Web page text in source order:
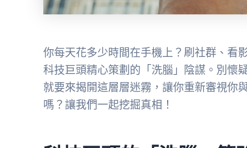
你每天花多少時間在手機上？刷社群、看
科技巨頭精心策劃的「洗腦」陰謀。別懷
就要來揭開這層層迷霧，讓你重新審視你
嗎？讓我們一起挖掘真相！